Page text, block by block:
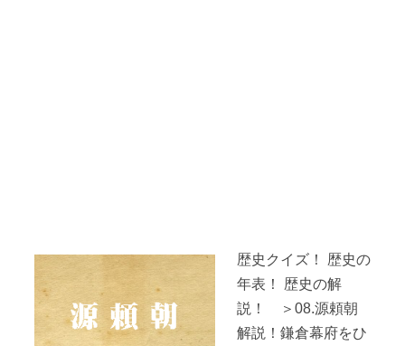
歴史クイズ！ 歴史の
年表！ 歴史の解
説！ ＞08.源頼朝
解説！鎌倉幕府をひ